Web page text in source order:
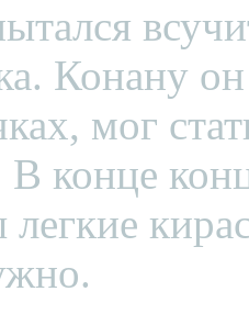
Конану
мог
В конце
легкие